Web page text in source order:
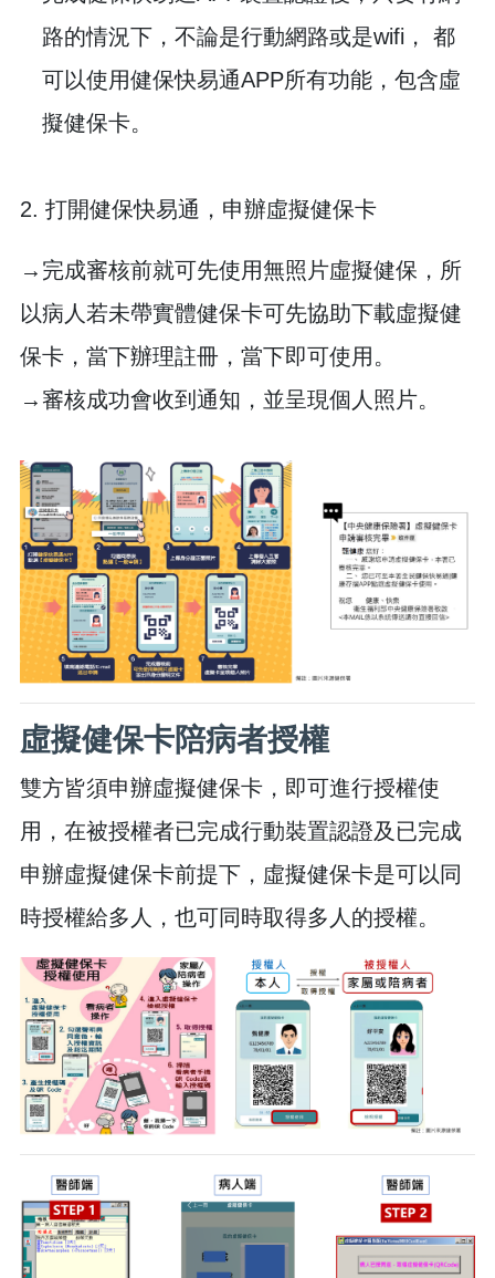
路的情況下，不論是行動網路或是wifi， 都
可以使用健保快易通APP所有功能，包含虛
擬健保卡。
2. 打開健保快易通，申辦虛擬健保卡
→完成審核前就可先使用無照片虛擬健保，所
以病人若未帶實體健保卡可先協助下載虛擬健
保卡，當下辦理註冊，當下即可使用。
→審核成功會收到通知，並呈現個人照片。
虛擬健保卡陪病者授權
雙方皆須申辦虛擬健保卡，即可進行授權使
用，在被授權者已完成行動裝置認證及已完成
申辦虛擬健保卡前提下，虛擬健保卡是可以同
時授權給多人，也可同時取得多人的授權。